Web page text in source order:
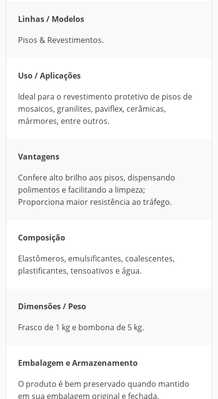
Linhas / Modelos
Pisos & Revestimentos.
Uso / Aplicações
Ideal para o revestimento protetivo de pisos de
mosaicos, granilites, paviflex, cerâmicas,
mármores, entre outros.
Vantagens
Confere alto brilho aos pisos, dispensando
polimentos e facilitando a limpeza;
Proporciona maior resistência ao tráfego.
Composição
Elastômeros, emulsificantes, coalescentes,
plastificantes, tensoativos e água.
Dimensões / Peso
Frasco de 1 kg e bombona de 5 kg.
Embalagem e Armazenamento
O produto é bem preservado quando mantido
em sua embalagem original e fechada.